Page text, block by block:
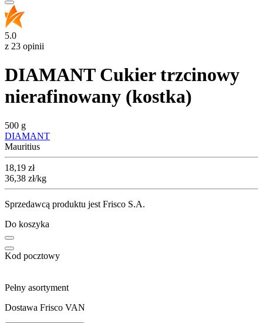
5.0
z 23 opinii
DIAMANT Cukier trzcinowy
nierafinowany (kostka)
500 g
DIAMANT
Mauritius
Cena
18,19 zł
36,38 zł/kg
Sprzedawcą produktu jest Frisco S.A.
Do koszyka
Kod pocztowy
Pełny asortyment
Dostawa Frisco VAN